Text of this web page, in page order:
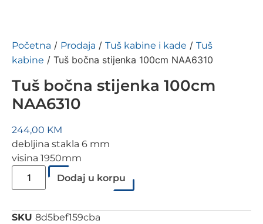
Početna / Prodaja / Tuš kabine i kade / Tuš
kabine / Tuš bočna stijenka 100cm NAA6310
Tuš bočna stijenka 100cm
NAA6310
244,00 KM
debljina stakla 6 mm
visina 1950mm
Tuš
bočna
stijenka
NAA6310
količina
Dodaj u korpu
SKU 8d5bef159cba